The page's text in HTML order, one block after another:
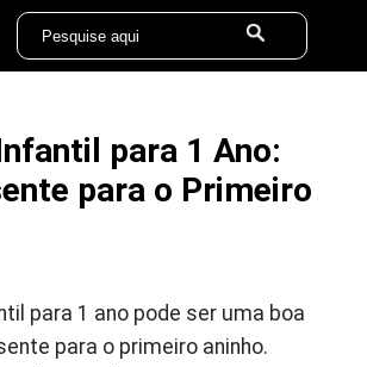
para 1 Ano:
para o Primeiro
para 1 ano pode ser uma boa
para o primeiro aninho.